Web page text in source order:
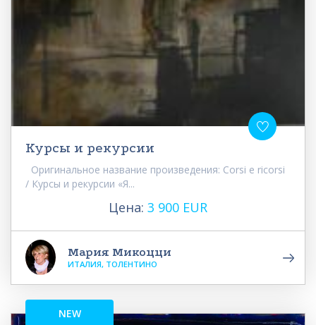
Курсы и рекурсии
Оригинальное название произведения: Corsi e ricorsi
/ Курсы и рекурсии «Я...
Цена: 3 900 EUR
Мария Микоцци
ИТАЛИЯ, ТОЛЕНТИНО
NEW